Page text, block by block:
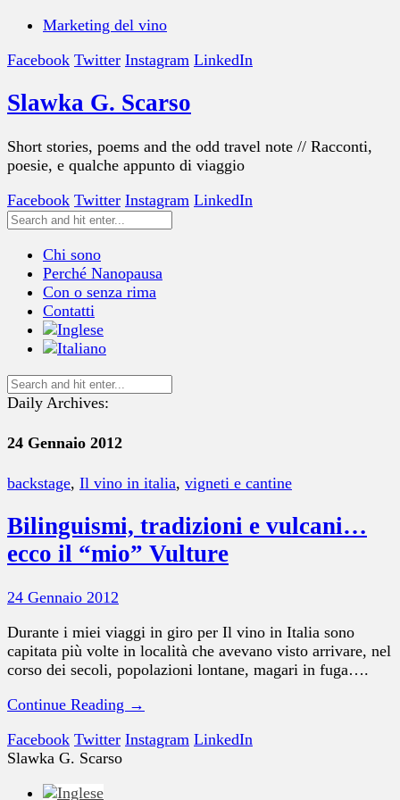
Marketing del vino
Facebook Twitter Instagram LinkedIn
Slawka G. Scarso
Short stories, poems and the odd travel note // Racconti,
poesie, e qualche appunto di viaggio
Facebook Twitter Instagram LinkedIn
Chi sono
Perché Nanopausa
Con o senza rima
Contatti
Daily Archives:
24 Gennaio 2012
backstage, Il vino in italia, vigneti e cantine
Bilinguismi, tradizioni e vulcani…
ecco il “mio” Vulture
24 Gennaio 2012
Durante i miei viaggi in giro per Il vino in Italia sono
capitata più volte in località che avevano visto arrivare, nel
corso dei secoli, popolazioni lontane, magari in fuga….
Continue Reading →
Facebook Twitter Instagram LinkedIn
Slawka G. Scarso